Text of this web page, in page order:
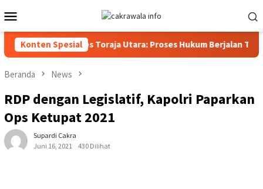
ke
kontenMobile
Konten Spesial
Polres Toraja Utara: Proses Hukum Berjalan Transparan
Beranda News
RDP dengan Legislatif, Kapolri Paparkan
Ops Ketupat 2021
Supardi Cakra
Juni 16, 2021
430 Dilihat